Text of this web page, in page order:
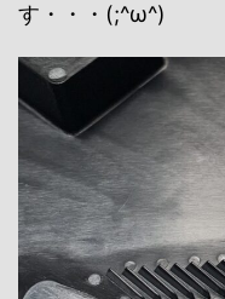
す・・・(;^ω^)